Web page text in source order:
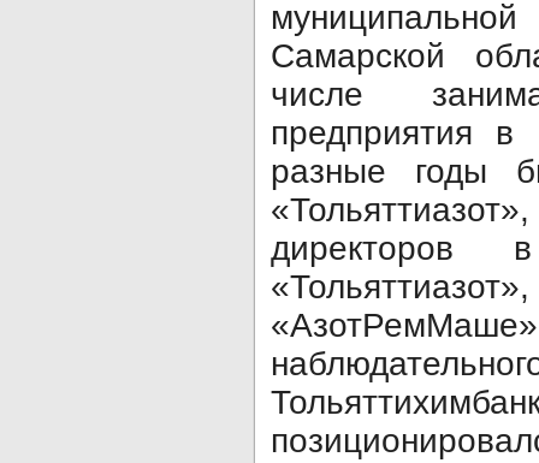
Самарской
числе
предприятия
разные годы
директоров